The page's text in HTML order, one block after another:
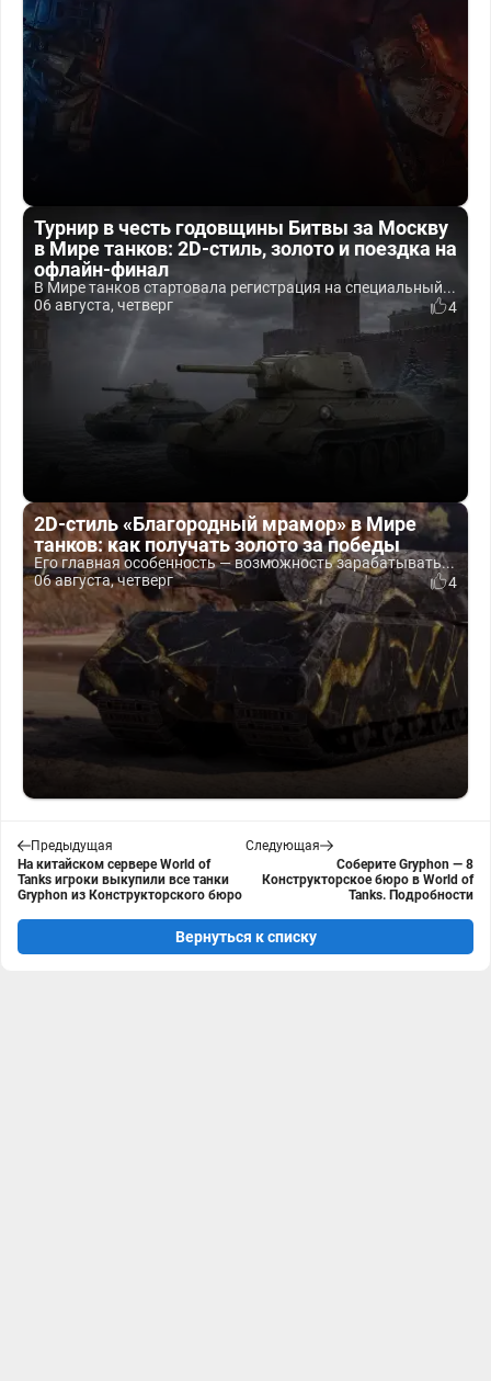
Турнир в честь годовщины Битвы за Москву
в Мире танков: 2D-стиль, золото и поездка на
офлайн-финал
В Мире танков стартовала регистрация на специальный...
06 августа, четверг
4
2D-стиль «Благородный мрамор» в Мире
танков: как получать золото за победы
Его главная особенность — возможность зарабатывать...
06 августа, четверг
4
Предыдущая
На китайском сервере World of
Tanks игроки выкупили все танки
Gryphon из Конструкторского бюро
Следующая
Соберите Gryphon — 8
Конструкторское бюро в World of
Tanks. Подробности
Вернуться к списку